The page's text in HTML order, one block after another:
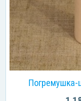
Погремушка-